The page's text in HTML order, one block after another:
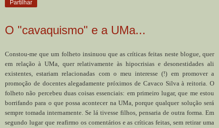
Partilhar
O "cavaquismo" e a UMa...
Constou-me que um folheto insinuou que as críticas feitas neste blogue, quer
em relação à UMa, quer relativamente às hipocrisias e desonestidades ali
existentes, estariam relacionadas com o meu interesse (!) em promover a
promoção de docentes alegadamente próximos de Cavaco Silva à reitoria. O
folheto não percebeu duas coisas essenciais: em primeiro lugar, que me estou
borrifando para o que possa acontecer na UMa, porque qualquer solução será
sempre tomada internamente. Se lá tivesse filhos, pensaria de outra forma. Em
segundo lugar que reafirmo os comentários e as críticas feitas, sem retirar uma